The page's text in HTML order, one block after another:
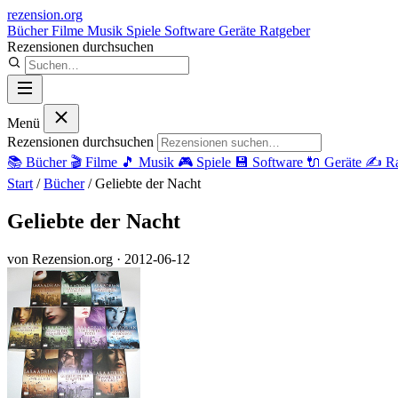
rezension.org
BücherFilme Musik Spiele Software Geräte Ratgeber
Rezensionen durchsuchen
Menü
Rezensionen durchsuchen
📚 Bücher 🎬 Filme 🎵 Musik 🎮 Spiele 💾 Software 🔌 Geräte ✍️
Start / Bücher / Geliebte der Nacht
Geliebte der Nacht
von Rezension.org · 2012-06-12